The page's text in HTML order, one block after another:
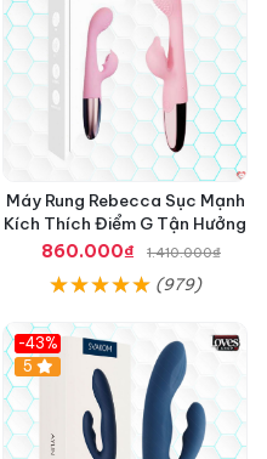
Máy Rung Rebecca Sục Mạnh
Kích Thích Điểm G Tận Hưởng
860.000₫
1.410.000₫
(979)
-43%
Hot
5